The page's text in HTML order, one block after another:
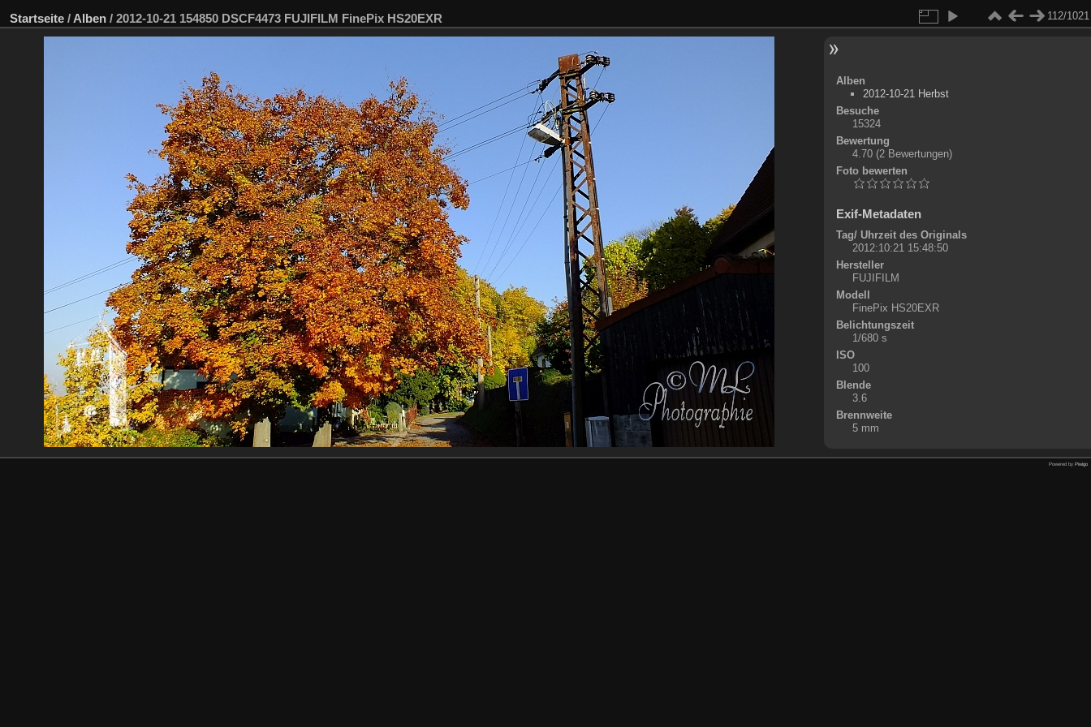
Startseite / Alben / 2012-10-21 154850 DSCF4473 FUJIFILM FinePix HS20EXR 112/1021
Alben
2012-10-21 Herbst
Besuche
15324
Bewertung
4.70 (2 Bewertungen)
Foto bewerten
Exif-Metadaten
Tag/ Uhrzeit des Originals
2012:10:21 15:48:50
Hersteller
FUJIFILM
Modell
FinePix HS20EXR
Belichtungszeit
1/680 s
ISO
100
Blende
3.6
Brennweite
5 mm
Powered by Piwigo